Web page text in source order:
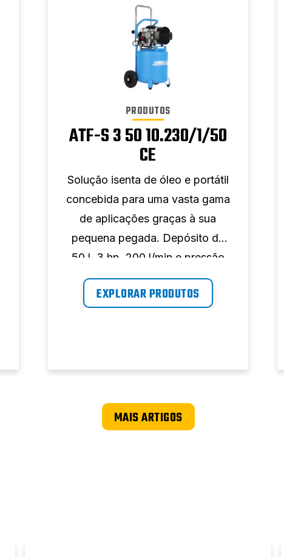
PRODUTOS
ATF-S 3 50 10.230/1/50
CE
Solução isenta de óleo e portátil
concebida para uma vasta gama
de aplicações graças à sua
pequena pegada. Depósito de
50 l, 3 hp, 200 l/min e pressão
máxima de 10 bar.
EXPLORAR PRODUTOS
MAIS ARTIGOS